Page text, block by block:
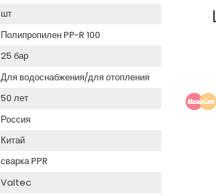
шт
Полипропилен PP-R 100
25 бар
Для водоснабжения/для отопления
50 лет
Россия
Китай
сварка PPR
Valtec